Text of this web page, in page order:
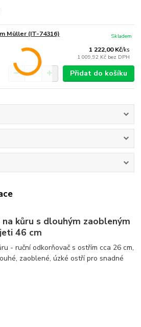
Müller (IT-74316)
1 222,00 Kč/ks
1 009,92 Kč bez DPH
Skladem
Přidat do košíku
na kůru s dlouhým zaobleným
46 cm
- ruční odkorňovač s ostřím cca 26 cm,
zaoblené, úzké ostří pro snadné